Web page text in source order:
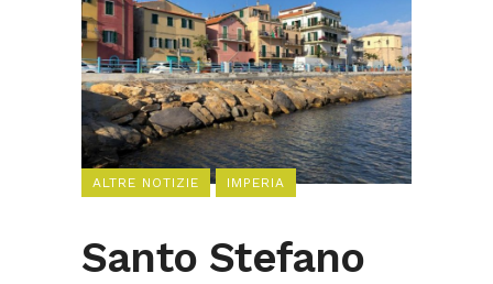
ALTRE NOTIZIE IMPERIA
Santo Stefano